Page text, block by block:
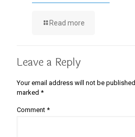
Read more
Leave a Reply
Your email address will not be published.
marked *
Comment *